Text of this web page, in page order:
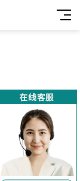
不锈钢 C牙细牙十字槽大六角头自攻螺钉 ASME/ANSI B18.6.32025-10-16
槽大六角头自
基础知识)的